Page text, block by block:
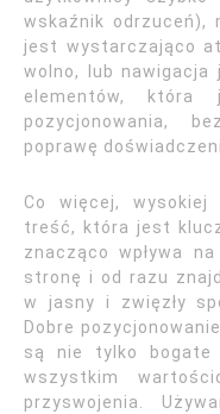
wskaźnik
jest wystarczająco
wolno, lub
elementów, która
pozycjonowania,
poprawę
Co więcej, wysokiej
treść, która jest
znacząco wpływa
stronę i od razu
w jasny i zwięzły
Dobre
są nie tylko bogate
wszystkim
przyswojenia.